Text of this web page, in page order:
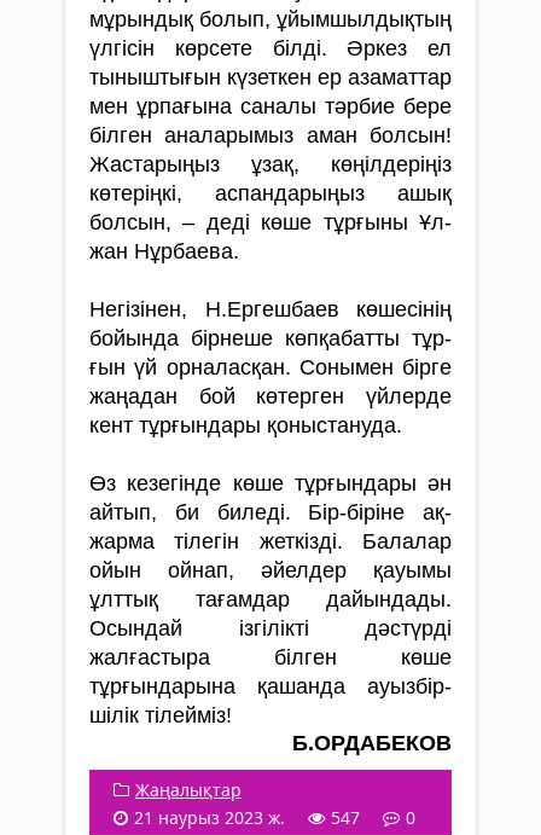
мұрындық болып, ұйым­­шылдықтың
үл­гісін көрсете білді. Әркез ел
тыныш­­тығын күзеткен ер азаматтар
мен ұрпағына сана­­лы тәрбие бере
білген аналарымыз аман болсын!
Жастарыңыз ұзақ, кө­­ңіл­­деріңіз
көтеріңкі, ас­пандары­­­­ңыз ашық
болсын, – деді кө­ше тұрғыны Ұл­
жан Нұрбаева.
Негізінен, Н.Ер­геш­баев кө­шесінің
бо­­йында бірнеше көпқа­батты тұр­­
ғын үй ор­наласқан. Со­нымен бірге
жаңа­­­дан бой көтерген үй­лерде
кент тұр­ғын­­­дары қоныстануда.
Өз кезегінде кө­ше тұр­ғындары ән
айтып, би биледі. Бір-біріне ақ­
жарма тілегін жет­­кізді. Балалар
ойын ойнап, әйелдер қауымы
ұлттық тағамдар дайындады.
Осындай ізгілікті дәстүрді
жалғастыра білген көше
тұрғындарына қашанда ауыз­­­­­бір­­
шілік тілейміз!
Б.ОРДАБЕКОВ
Жаңалықтар
21 наурыз 2023 ж.
547 0